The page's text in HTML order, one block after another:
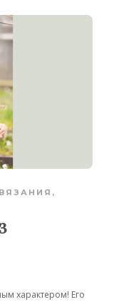
,
характером! Его